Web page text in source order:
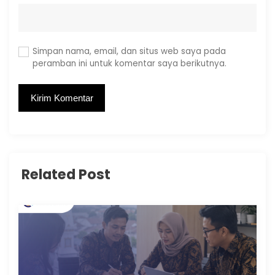
Simpan nama, email, dan situs web saya pada
peramban ini untuk komentar saya berikutnya.
Related Post